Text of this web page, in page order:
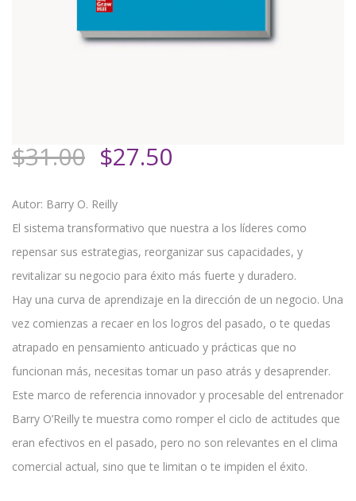
$31.00 El
original
era:
$31.00.
$27.50
es:
$27.50.
Autor: Barry O. Reilly
El sistema transformativo que nuestra a los líderes como
repensar sus estrategias, reorganizar sus capacidades, y
revitalizar su negocio para éxito más fuerte y duradero.
Hay una curva de aprendizaje en la dirección de un negocio. Una
vez comienzas a recaer en los logros del pasado, o te quedas
atrapado en pensamiento anticuado y prácticas que no
funcionan más, necesitas tomar un paso atrás y desaprender.
Este marco de referencia innovador y procesable del entrenador
Barry O’Reilly te muestra como romper el ciclo de actitudes que
eran efectivos en el pasado, pero no son relevantes en el clima
comercial actual, sino que te limitan o te impiden el éxito.